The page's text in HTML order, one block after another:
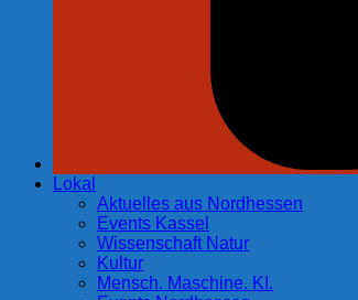
Lokal
Aktuelles aus Nordhessen
Events Kassel
Wissenschaft Natur
Kultur
Mensch. Maschine. KI.